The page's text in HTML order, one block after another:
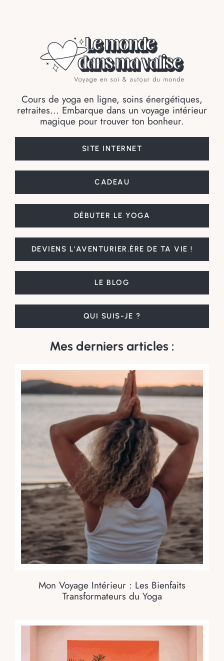
Cours de yoga en ligne, soins énergétiques,
retraites... Embarque dans un voyage intérieur
magique pour trouver ton bonheur.
SITE INTERNET
CADEAU
DÉBUTER LE YOGA
DEVIENS L'AVENTURIER.ÈRE DE TA VIE !
LE BLOG
QUI SUIS-JE ?
Mes derniers articles :
Mon Voyage Intérieur : Les Bienfaits
Transformateurs du Yoga